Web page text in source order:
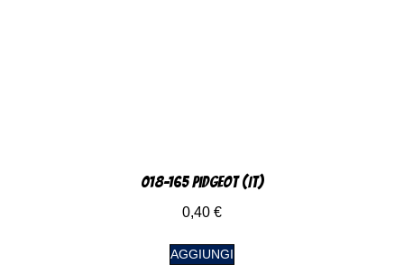
018-165 Pidgeot (IT)
0,40 €
AGGIUNGI